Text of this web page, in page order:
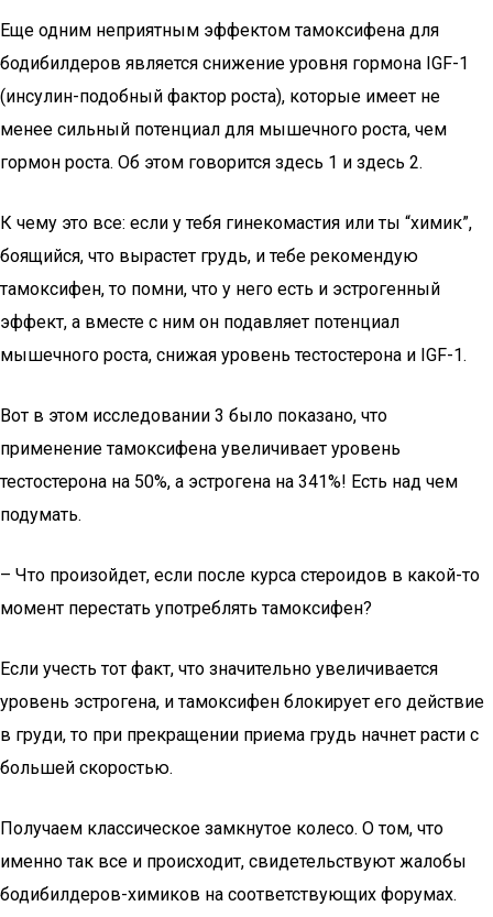
Еще одним неприятным эффектом тамоксифена для
бодибилдеров является снижение уровня гормона IGF-1
(инсулин-подобный фактор роста), которые имеет не
менее сильный потенциал для мышечного роста, чем
гормон роста. Об этом говорится здесь 1 и здесь 2.
К чему это все: если у тебя гинекомастия или ты “химик”,
боящийся, что вырастет грудь, и тебе рекомендую
тамоксифен, то помни, что у него есть и эстрогенный
эффект, а вместе с ним он подавляет потенциал
мышечного роста, снижая уровень тестостерона и IGF-1.
Вот в этом исследовании 3 было показано, что
применение тамоксифена увеличивает уровень
тестостерона на 50%, а эстрогена на 341%! Есть над чем
подумать.
– Что произойдет, если после курса стероидов в какой-то
момент перестать употреблять тамоксифен?
Если учесть тот факт, что значительно увеличивается
уровень эстрогена, и тамоксифен блокирует его действие
в груди, то при прекращении приема грудь начнет расти с
большей скоростью.
Получаем классическое замкнутое колесо. О том, что
именно так все и происходит, свидетельствуют жалобы
бодибилдеров-химиков на соответствующих форумах.